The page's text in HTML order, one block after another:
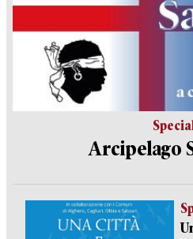
Arcipelago